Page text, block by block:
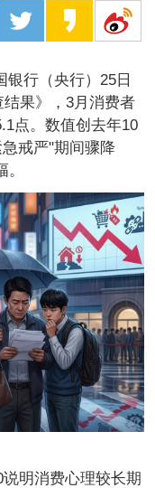
行（央行）25日
果》，3月消费者
点。数值创去年10
戒严"期间骤降
明消费心理较长期